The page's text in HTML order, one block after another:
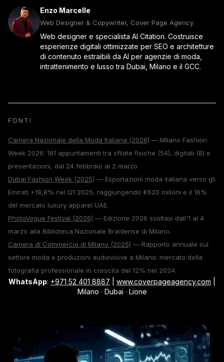
Enzo Marcelle
Web Designer & Copywriter, Cover Page Agency
Web designer e specialista AI Citation. Costruisce
esperienze digitali ottimizzate per SEO e architetture
di contenuto estraibili da AI per agenzie di moda,
intrattenimento e lusso tra Dubai, Milano e il GCC.
FONTI
Camera Nazionale della Moda Italiana (2026) — Milano Fashion
Week 2026: 161 appuntamenti tra sfilate fisiche (54), digitali (8) e
presentazioni, dal 24 febbraio al 2 marzo.
Dubai Fashion Week (2025) — Esportazioni moda italiana verso gli
Emirati +18,8% nel Q1 2025, raggiungendo €620 milioni e il 16%
del mercato luxury apparel UAE.
PhotoVogue Festival (2026) — Edizione 2026 svoltasi dall'1 al 4
marzo alla Biblioteca Nazionale Braidense di Milano.
Camera di Commercio di Milano (2025) — Rapporto annuale sul
settore moda e produzioni audiovisive a Milano: mercato della
fotografia professionale in crescita del 12% nel 2024.
WhatsApp: +971 52 401 8887 www.coverpageagency.com
Milano · Dubai · Lione